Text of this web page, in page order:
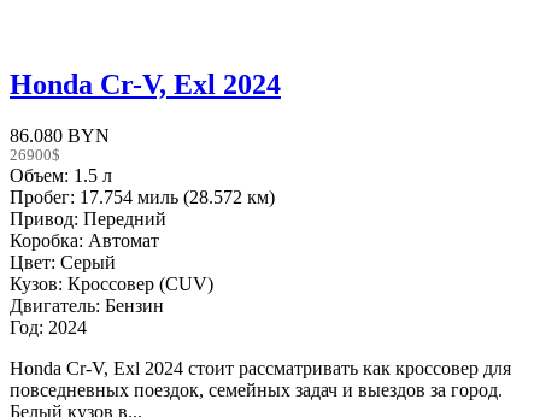
Honda Cr-V, Exl 2024
86.080 BYN
26900$
Объем: 1.5 л
Пробег: 17.754 миль (28.572 км)
Привод: Передний
Коробка: Автомат
Цвет: Серый
Кузов: Кроссовер (CUV)
Двигатель: Бензин
Год: 2024
Honda Cr-V, Exl 2024 стоит рассматривать как кроссовер для
повседневных поездок, семейных задач и выездов за город.
Белый кузов в...